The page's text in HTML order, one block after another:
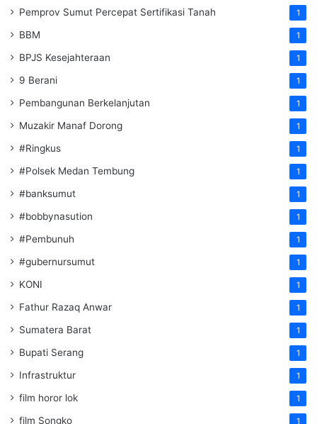
Pemprov Sumut Percepat Sertifikasi Tanah 1
BBM 1
BPJS Kesejahteraan 1
9 Berani 1
Pembangunan Berkelanjutan 1
Muzakir Manaf Dorong 1
#Ringkus 1
#Polsek Medan Tembung 1
#banksumut 1
#bobbynasution 1
#Pembunuh 1
#gubernursumut 1
KONI 1
Fathur Razaq Anwar 1
Sumatera Barat 1
Bupati Serang 1
Infrastruktur 1
film horor lok 1
film Songko 1